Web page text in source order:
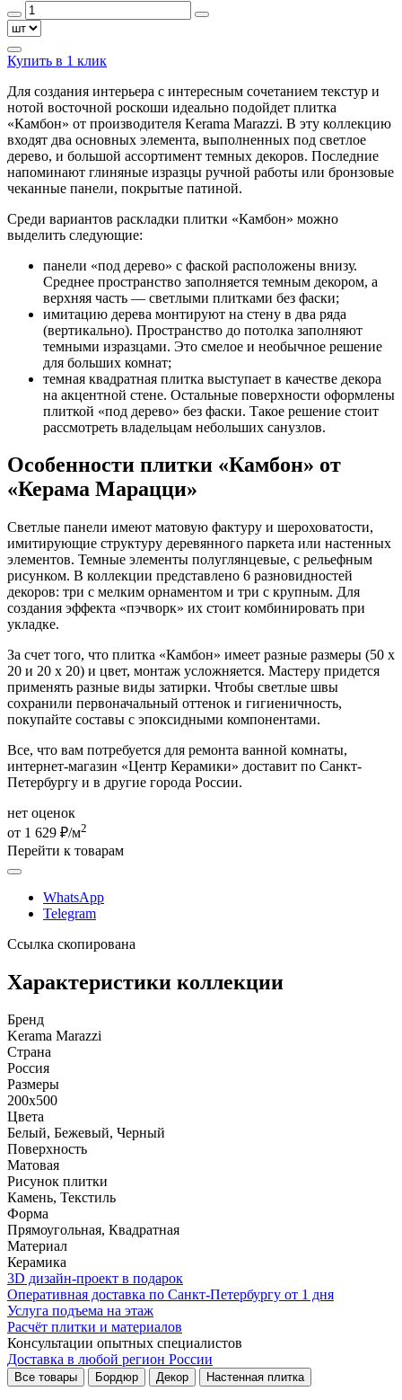
Купить в 1 клик
Для создания интерьера с интересным сочетанием текстур и
нотой восточной роскоши идеально подойдет плитка
«Камбон» от производителя Kerama Marazzi. В эту коллекцию
входят два основных элемента, выполненных под светлое
дерево, и большой ассортимент темных декоров. Последние
напоминают глиняные изразцы ручной работы или бронзовые
чеканные панели, покрытые патиной.
Среди вариантов раскладки плитки «Камбон» можно
выделить следующие:
панели «под дерево» с фаской расположены внизу.
Среднее пространство заполняется темным декором, а
верхняя часть — светлыми плитками без фаски;
имитацию дерева монтируют на стену в два ряда
(вертикально). Пространство до потолка заполняют
темными изразцами. Это смелое и необычное решение
для больших комнат;
темная квадратная плитка выступает в качестве декора
на акцентной стене. Остальные поверхности оформлены
плиткой «под дерево» без фаски. Такое решение стоит
рассмотреть владельцам небольших санузлов.
Особенности плитки «Камбон» от
«Керама Марацци»
Светлые панели имеют матовую фактуру и шероховатости,
имитирующие структуру деревянного паркета или настенных
элементов. Темные элементы полуглянцевые, с рельефным
рисунком. В коллекции представлено 6 разновидностей
декоров: три с мелким орнаментом и три с крупным. Для
создания эффекта «пэчворк» их стоит комбинировать при
укладке.
За счет того, что плитка «Камбон» имеет разные размеры (50 х
20 и 20 х 20) и цвет, монтаж усложняется. Мастеру придется
применять разные виды затирки. Чтобы светлые швы
сохранили первоначальный оттенок и гигиеничность,
покупайте составы с эпоксидными компонентами.
Все, что вам потребуется для ремонта ванной комнаты,
интернет-магазин «Центр Керамики» доставит по Санкт-
Петербургу и в другие города России.
нет оценок
от 1 629 ₽/м2
Перейти к товарам
WhatsApp
Telegram
Ссылка скопирована
Характеристики коллекции
Бренд
Kerama Marazzi
Страна
Россия
Размеры
200x500
Цвета
Белый, Бежевый, Черный
Поверхность
Матовая
Рисунок плитки
Камень, Текстиль
Форма
Прямоугольная, Квадратная
Материал
Керамика
3D дизайн-проект в подарок
Оперативная доставка по Санкт-Петербургу от 1 дня
Услуга подъема на этаж
Расчёт плитки и материалов
Консультации опытных специалистов
Доставка в любой регион России
Все товары Бордюр Декор Настенная плитка